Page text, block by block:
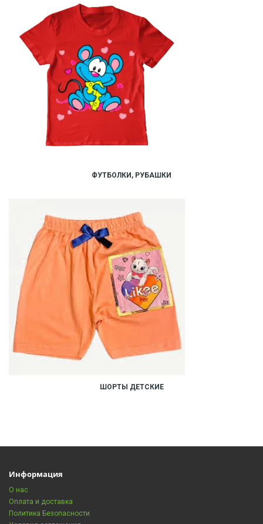
ФУТБОЛКИ, РУБАШКИ
ШОРТЫ ДЕТСКИЕ
Информация
О нас
Оплата и доставка
Политика Безопасности